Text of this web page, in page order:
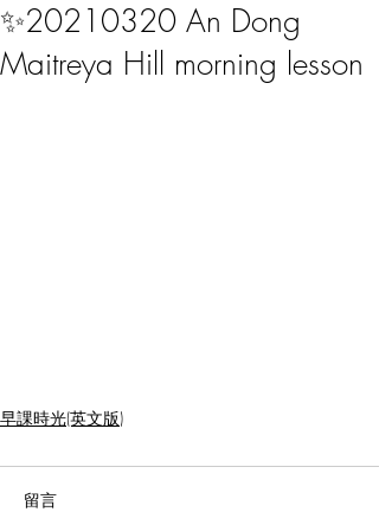
✨20210320 An Dong
Maitreya Hill morning lesson
早課時光(英文版)
留言